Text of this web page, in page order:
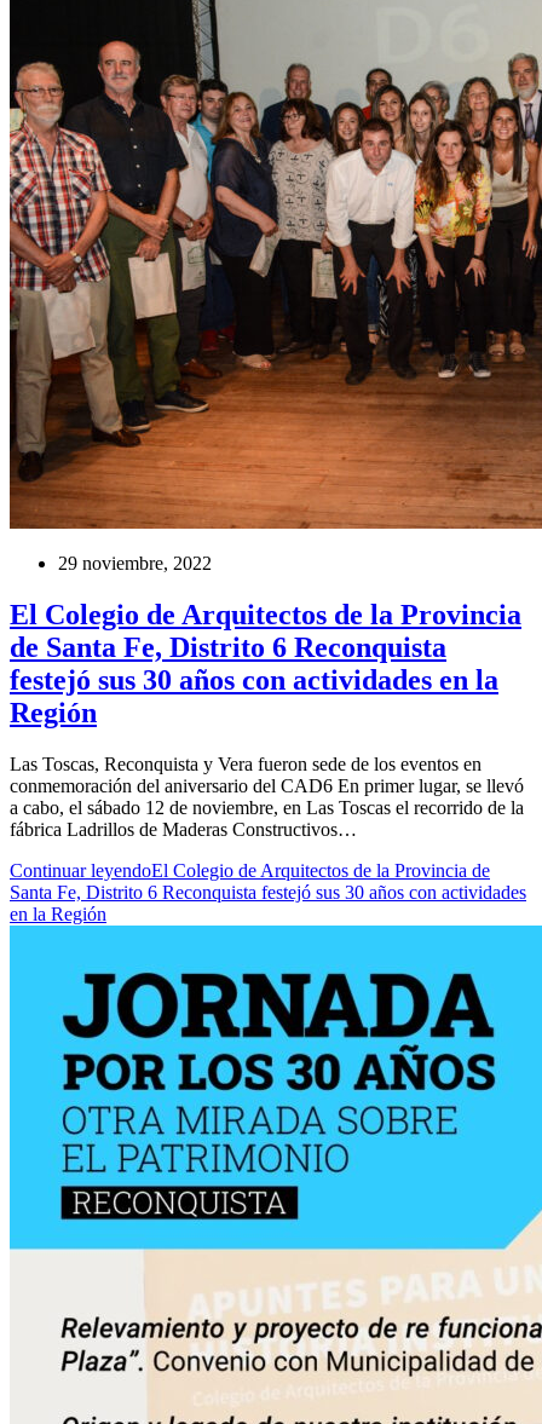
29 noviembre, 2022
El Colegio de Arquitectos de la Provincia
de Santa Fe, Distrito 6 Reconquista
festejó sus 30 años con actividades en la
Región
Las Toscas, Reconquista y Vera fueron sede de los eventos en
conmemoración del aniversario del CAD6 En primer lugar, se llevó
a cabo, el sábado 12 de noviembre, en Las Toscas el recorrido de la
fábrica Ladrillos de Maderas Constructivos…
Continuar leyendoEl Colegio de Arquitectos de la Provincia de
Santa Fe, Distrito 6 Reconquista festejó sus 30 años con actividades
en la Región